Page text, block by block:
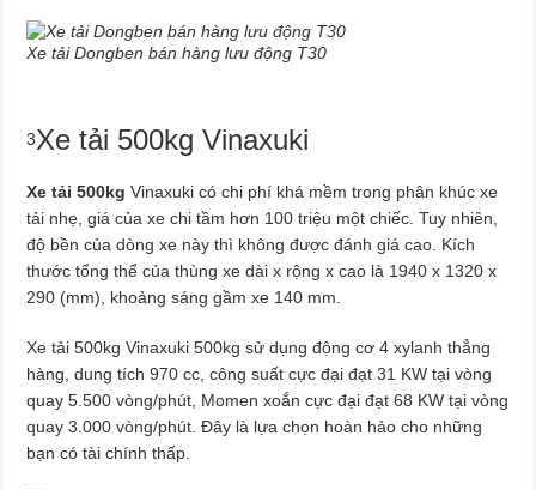
Xe tải Dongben bán hàng lưu động T30
3Xe tải 500kg Vinaxuki
Xe tải 500kg Vinaxuki có chi phí khá mềm trong phân khúc xe
tải nhẹ, giá của xe chi tầm hơn 100 triệu một chiếc. Tuy nhiên,
độ bền của dòng xe này thì không được đánh giá cao. Kích
thước tổng thể của thùng xe dài x rộng x cao là 1940 x 1320 x
290 (mm), khoảng sáng gầm xe 140 mm.
Xe tải 500kg Vinaxuki 500kg sử dụng động cơ 4 xylanh thẳng
hàng, dung tích 970 cc, công suất cực đại đạt 31 KW tại vòng
quay 5.500 vòng/phút, Momen xoắn cực đại đạt 68 KW tại vòng
quay 3.000 vòng/phút. Đây là lựa chọn hoàn hảo cho những
bạn có tài chính thấp.